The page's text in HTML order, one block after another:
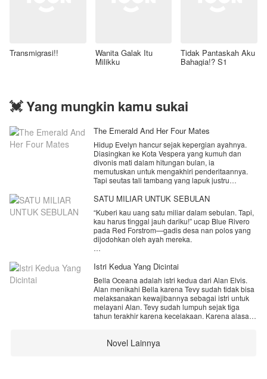
Transmigrasi!! Wanita Galak Itu
Milikku
Tidak Pantaskah Aku
Bahagia!? S1
💓 Yang mungkin kamu sukai
The Emerald And Her Four Mates
Hidup Evelyn hancur sejak kepergian ayahnya.
Diasingkan ke Kota Vespera yang kumuh dan
divonis mati dalam hitungan bulan, ia
memutuskan untuk mengakhiri penderitaannya.
Tapi seutas tali tambang yang lapuk justru
dalam dunia supranatural yang selama ini
Darah Evelyn membawa rahasia besar. Ia adalah
seorang Multi-Mate yang terikat pada empat
penguasa ras immortal terkuat: Naga, Demon, Elf,
dan Mermaid.
Di tengah sisa umurnya yang kian menipis, Evelyn
terjebak dalam perebutan takdir cinta, perebutan
kekuasaan antar-ras, dan konspirasi masa lalu
yang perlahan terkuak. Ikuti kisah megah sekuel
ketiga dari semesta Alan the Pegasus dan
Mnemosyne: The Lost Memory dalam: The
SATU MILIAR UNTUK SEBULAN
“Kuberi kau uang satu miliar dalam sebulan. Tapi,
kau harus tinggal jauh dariku!” ucap Blue Rivero
pada Red Forstrom—gadis desa nan polos yang
dijodohkan oleh ayah mereka.
*
Blue Rivero, seorang pewaris dari pengusaha
terkemuka, terpaksa menjalani perjodohan yang
diatur oleh sang ibu demi memenuhi ayahnya.
Dia dijodohkan dengan Red Forstrom, gadis desa
Kedua ayah mereka, yang bersahabat sejak kecil
Istri Kedua Yang Dicintai
Bella Oceana adalah istri kedua dari Alan Elvis.
Alan menikahi Bella karena Tevy sudah tidak bisa
melaksanakan kewajibannya sebagai istri untuk
melayani Alan. Tevy sudah lumpuh sejak tiga
tahun terakhir karena kecelakaan. Karena alasan
Bella adalah Manager Restaurant tersebut.
Pernikahan Alan dengan Bella tentunya tidak di
Novel Lainnya